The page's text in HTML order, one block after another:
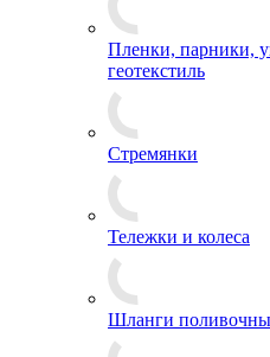
Пленки, парники,
геотекстиль
Стремянки
Тележки и колеса
Шланги